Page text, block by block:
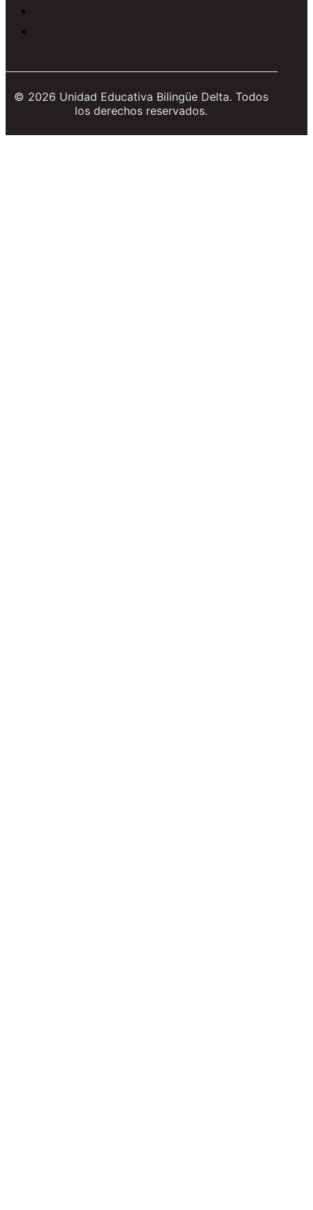
© 2026 Unidad Educativa Bilingüe Delta. Todos
los derechos reservados.